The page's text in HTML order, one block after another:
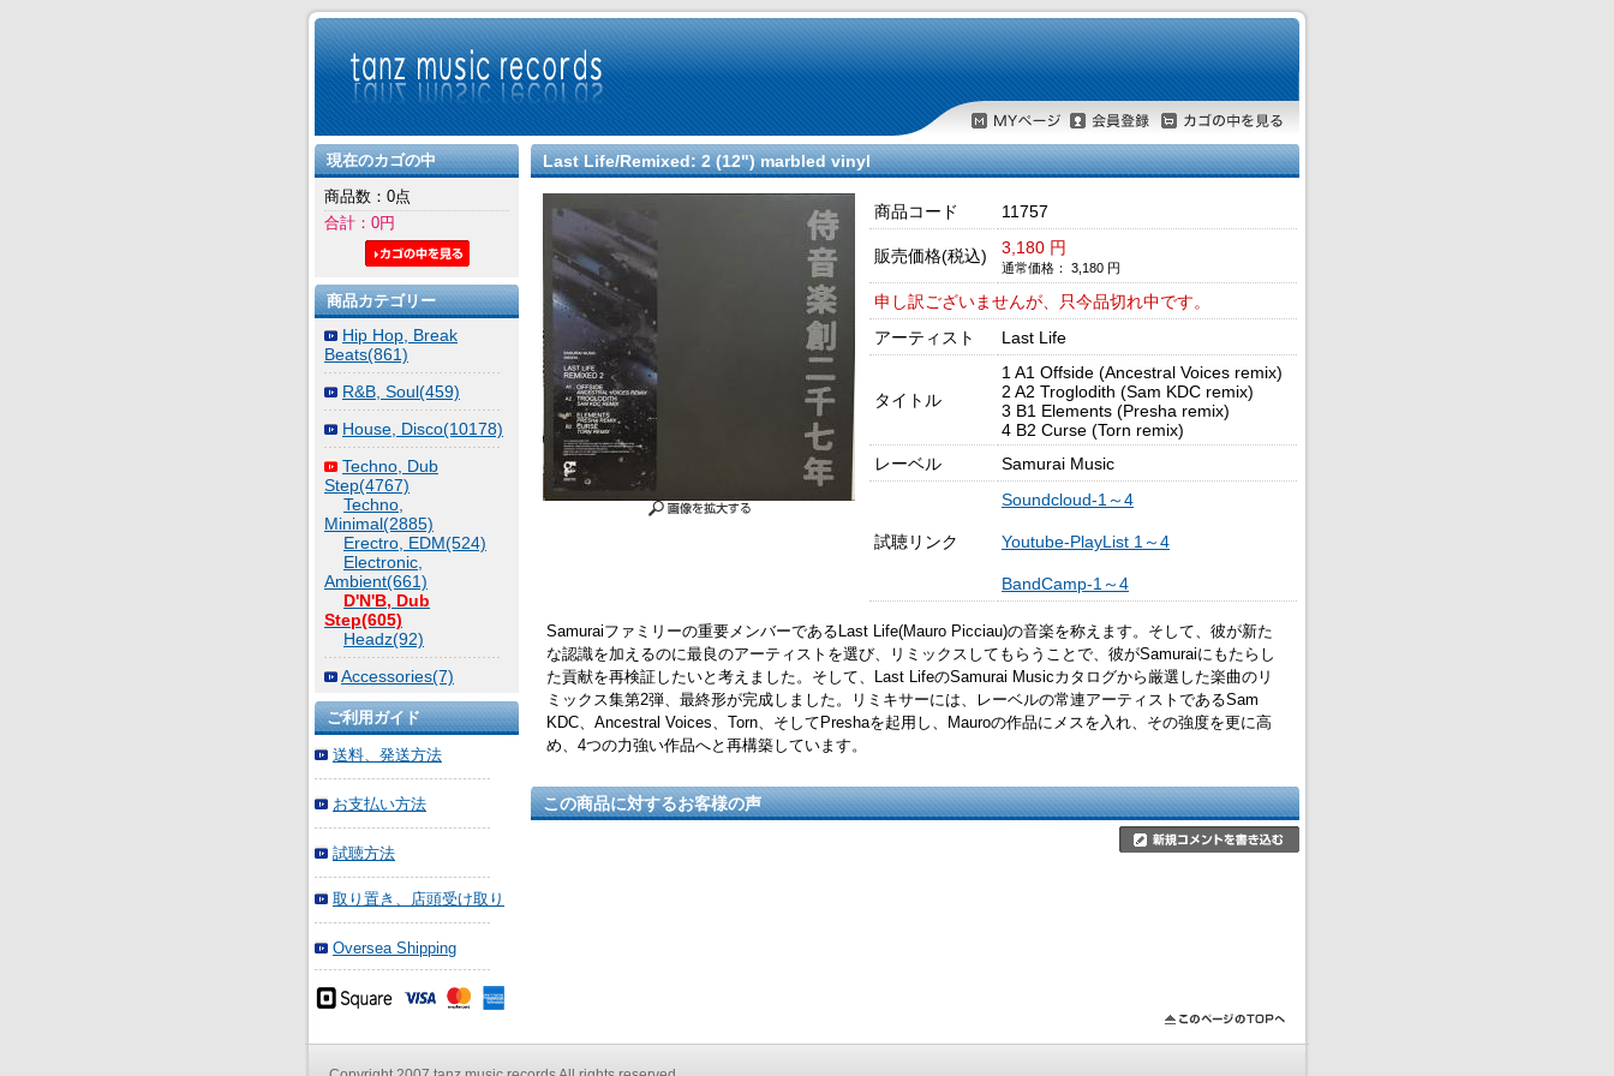
Last Life/Remixed: 2 (12") marbled vinyl
商品コード 11757
販売価格(税込) 3,180 円
通常価格： 3,180 円
申し訳ございませんが、只今品切れ中です。
アーティスト
Last Life
タイトル
1 A1 Offside (Ancestral Voices remix)
2 A2 Troglodith (Sam KDC remix)
3 B1 Elements (Presha remix)
4 B2 Curse (Torn remix)
レーベル
Samurai Music
試聴リンク
Soundcloud-1～4
Youtube-PlayList 1～4
BandCamp-1～4
Samuraiファミリーの重要メンバーであるLast Life(Mauro Picciau)の音楽を称えます。そして、彼が新た
な認識を加えるのに最良のアーティストを選び、リミックスしてもらうことで、彼がSamuraiにもたらし
た貢献を再検証したいと考えました。そして、Last LifeのSamurai Musicカタログから厳選した楽曲のリ
ミックス集第2弾、最終形が完成しました。リミキサーには、レーベルの常連アーティストであるSam
KDC、Ancestral Voices、Torn、そしてPreshaを起用し、Mauroの作品にメスを入れ、その強度を更に高
め、4つの力強い作品へと再構築しています。
この商品に対するお客様の声
現在のカゴの中
商品数：0点
合計：0円
商品カテゴリー
Hip Hop, Break
Beats(861)
R&B, Soul(459)
House, Disco(10178)
Techno, Dub
Step(4767)
Techno,
Minimal(2885)
Erectro, EDM(524)
Electronic,
Ambient(661)
D'N'B, Dub
Step(605)
Headz(92)
Accessories(7)
ご利用ガイド
送料、発送方法
お支払い方法
試聴方法
取り置き、店頭受け取り
Oversea Shipping